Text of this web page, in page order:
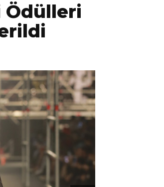
Ödülleri